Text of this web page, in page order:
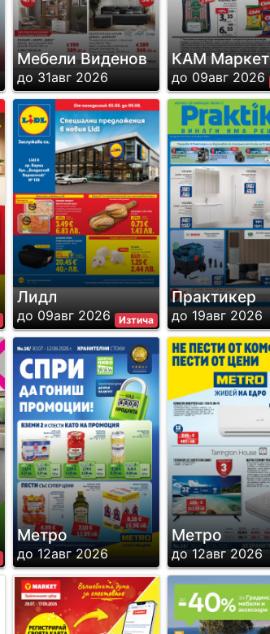
Мебели Виденов
до 31авг 2026
КАМ Маркет
до 09авг 2026
Изтича
Лидл
до 09авг 2026
Практикер
до 19авг 2026
Метро
до 12авг 2026
Метро
до 12авг 2026